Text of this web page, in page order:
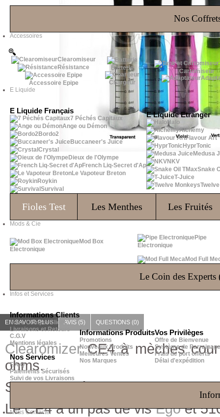
Nos
Accessoires
Clearomiseur
Résistance
Accessoire Epipe
Batterie
Chargeur
Cartomiseur
E Liquide
E Liquide Français
7 Péchés Capitaux
Ange ou Démon
Bordo2
Buccaneer's Juice
Crystal
Dieux de l'Olympe
French Liq-Secret d'Ap
Le Vapoteur Breton
Roykin
Survival
E Liquide Etranger
Halo
Alchemy
Flavour Art
HyprTonic
Medusa
NKV
Snake
T-Juice
Fioles Test Les Menthes Les Fruités
Mods & Cie
Mod Box
Electronique
Pipe
Electronique
Mod Full
Le Coin des Experts
Infos et Services
Informations Clients
Votre Compte Client
Livraisons et Retours
C.G.V
Mentions légales
Nos Services
F.A.Q
Paiements Sécurisés
Suivi de vos Livraisons
Informations Produits
Promotions
Nouveaux Produits
Meilleures Ventes
Nos Marques
Vos Privilèges
Offre de Bienvenue
Système de Parrainage
Frais de port offerts
Délai d'expédition
Nous Contacter
EN SAVOIR PLUS AVIS (5) QUESTIONS (0)
ClearomizerCE4 à mèches
ohms.
Se remplit très facilement sans
Le CE4 a un pas de visEgoet